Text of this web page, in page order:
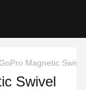
Magnetic
Swivel